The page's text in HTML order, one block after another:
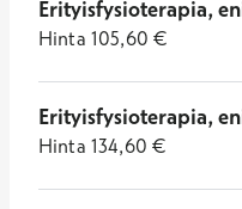
Erityisfysioterapia,
Hinta 105,60 €
Erityisfysioterapia,
Hinta 134,60 €